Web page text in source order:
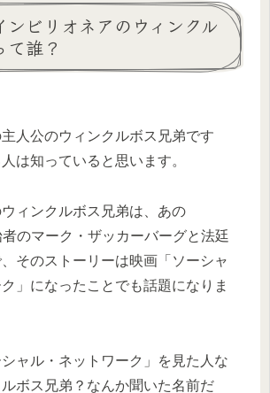
ンビリオネアのウィンクル
て誰？
人公のウィンクルボス兄弟です
は知っていると思います。
ィンクルボス兄弟は、あの
のマーク・ザッカーバーグと法廷
そのストーリーは映画「ソーシャ
」になったことでも話題になりま
ャル・ネットワーク」を見た人な
ボス兄弟？なんか聞いた名前だ